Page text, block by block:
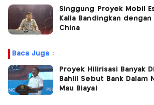
Singgung Proyek Mobil
Kalla Bandingkan
China
Baca Juga :
Proyek Hilirisasi Banyak
Bahlil Sebut Bank Dalam
Mau Biayai